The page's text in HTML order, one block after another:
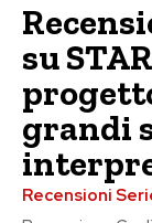
su
grandi
Recensioni